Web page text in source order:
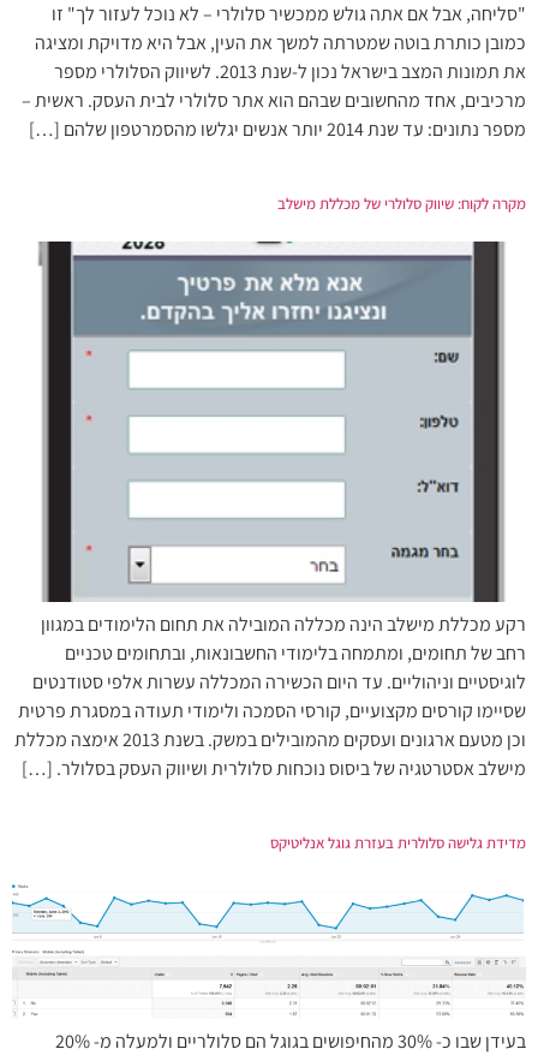
"סליחה, אבל אם אתה גולש ממכשיר סלולרי – לא נוכל לעזור לך" זו
כמובן כותרת בוטה שמטרתה למשך את העין, אבל היא מדויקת ומציגה
את תמונות המצב בישראל נכון ל-שנת 2013. לשיווק הסלולרי מספר
מרכיבים, אחד מהחשובים שבהם הוא אתר סלולרי לבית העסק. ראשית –
מספר נתונים: עד שנת 2014 יותר אנשים יגלשו מהסמרטפון שלהם […]
מקרה לקוח: שיווק סלולרי של מכללת מישלב
רקע מכללת מישלב הינה מכללה המובילה את תחום הלימודים במגוון
רחב של תחומים, ומתמחה בלימודי החשבונאות, ובתחומים טכניים
לוגיסטיים וניהוליים. עד היום הכשירה המכללה עשרות אלפי סטודנטים
שסיימו קורסים מקצועיים, קורסי הסמכה ולימודי תעודה במסגרת פרטית
וכן מטעם ארגונים ועסקים מהמובילים במשק. בשנת 2013 אימצה מכללת
מישלב אסטרטגיה של ביסוס נוכחות סלולרית ושיווק העסק בסלולר. […]
מדידת גלישה סלולרית בעזרת גוגל אנליטיקס
בעידן שבו כ- 30% מהחיפושים בגוגל הם סלולריים ולמעלה מ- 20%